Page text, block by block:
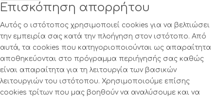
Επισκόπηση απορρήτου
Αυτός ο ιστότοπος χρησιμοποιεί cookies για να βελτιώσει
την εμπειρία σας κατά την πλοήγηση στον ιστότοπο. Από
αυτά, τα cookies που κατηγοριοποιούνται ως απαραίτητα
αποθηκεύονται στο πρόγραμμα περιήγησής σας καθώς
είναι απαραίτητα για τη λειτουργία των βασικών
λειτουργιών του ιστότοπου. Χρησιμοποιούμε επίσης
cookies τρίτων που μας βοηθούν να αναλύσουμε και να